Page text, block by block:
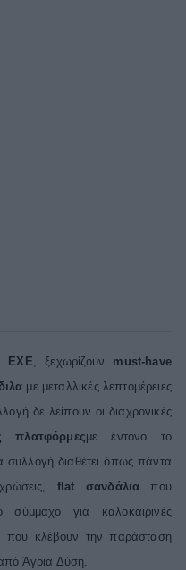
EXE, ξεχωρίζουν must- have
με μεταλλικές λεπτομέρειες
δε λείπουν οι διαχρονικές
πλατφόρμεςμε έντονο το
διαθέτει όπως πάντα
flat σανδάλια που
σύμμαχο για καλοκαιρινές
που κλέβουν την παράσταση
Άγρια Δύση.